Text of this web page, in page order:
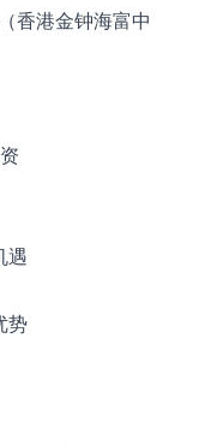
，九福来
榜前十，拿森科
，辰兴发展
铝水转化率已
券股份有限公司
香港金钟海富中
遇
势